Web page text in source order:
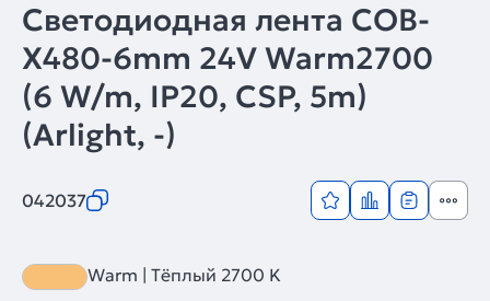
Светодиодная лента COB-
X480-6mm 24V Warm2700
(6 W/m, IP20, CSP, 5m)
(Arlight, -)
042037
Warm | Тёплый 2700 K